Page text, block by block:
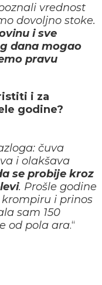
vrednost
dovoljno stoke.
i sve
dana mogao
pravu
i za
godine?
čuva
i olakšava
se probije kroz
. Prošle godine
i prinos
sam 150
od pola ara.“